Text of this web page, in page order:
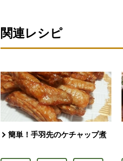
関連レシピ
簡単！手羽先のケチャップ煮